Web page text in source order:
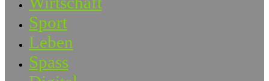
Sport
Leben
Spass